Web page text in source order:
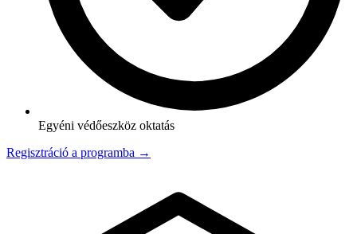
Egyéni védőeszköz oktatás
Regisztráció a programba →